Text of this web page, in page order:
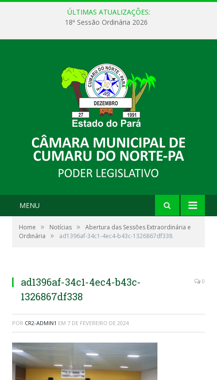
ÚLTIMAS ATUALIZAÇÕES:
18ª Sessão Ordinária 2026
MENU
Home » Notícias »
Abertura das Sessões Extraordinária e
Ordinária
» ad1396af-34c1-4ec4-b43c-1326867df338
ad1396af-34c1-4ec4-b43c-
1326867df338
0
POR CR2-ADMIN1 EM 7 DE FEVEREIRO DE 2024